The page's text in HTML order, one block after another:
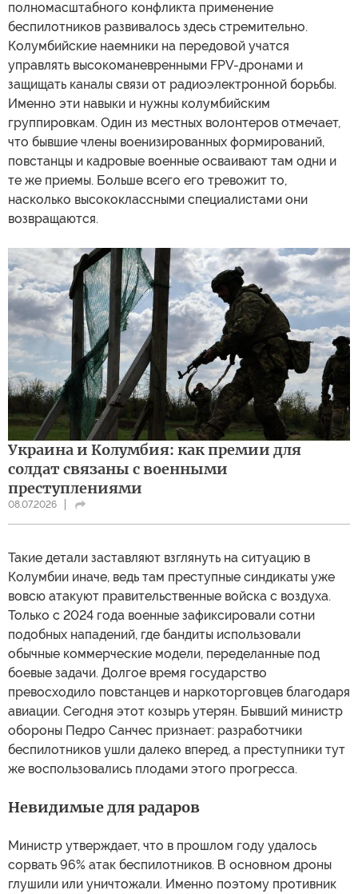
полномасштабного конфликта применение
беспилотников развивалось здесь стремительно.
Колумбийские наемники на передовой учатся
управлять высокоманевренными FPV-дронами и
защищать каналы связи от радиоэлектронной борьбы.
Именно эти навыки и нужны колумбийским
группировкам. Один из местных волонтеров отмечает,
что бывшие члены военизированных формирований,
повстанцы и кадровые военные осваивают там одни и
те же приемы. Больше всего его тревожит то,
насколько высококлассными специалистами они
возвращаются.
Украина и Колумбия: как премии для
солдат связаны с военными
преступлениями
08.07.2026
Такие детали заставляют взглянуть на ситуацию в
Колумбии иначе, ведь там преступные синдикаты уже
вовсю атакуют правительственные войска с воздуха.
Только с 2024 года военные зафиксировали сотни
подобных нападений, где бандиты использовали
обычные коммерческие модели, переделанные под
боевые задачи. Долгое время государство
превосходило повстанцев и наркоторговцев благодаря
авиации. Сегодня этот козырь утерян. Бывший министр
обороны Педро Санчес признает: разработчики
беспилотников ушли далеко вперед, а преступники тут
же воспользовались плодами этого прогресса.
Невидимые для радаров
Министр утверждает, что в прошлом году удалось
сорвать 96% атак беспилотников. В основном дроны
глушили или уничтожали. Именно поэтому противник